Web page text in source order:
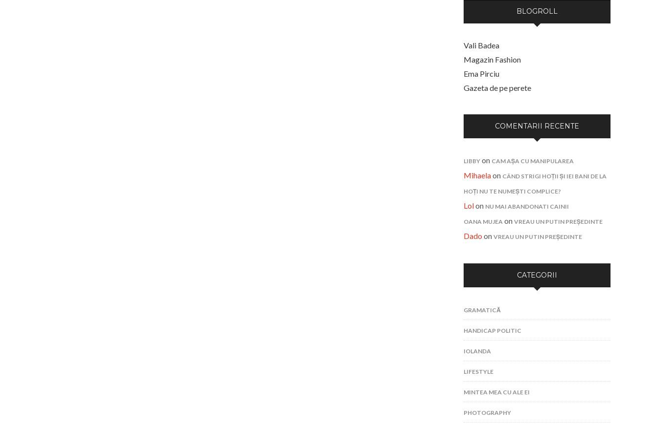
BLOGROLL
Vali Badea
Magazin Fashion
Ema Pirciu
Gazeta de pe perete
COMENTARII RECENTE
LIBBY on CAM AȘA CU MANIPULAREA
Mihaelaon CÂND STRIGI HOȚII ȘI IEI BANI DE LA
HOȚI NU TE NUMEȘTI COMPLICE?
Lolon NU MAI ABANDONATI CAINII
OANA MUJEA on VREAU UN PUTIN PREȘEDINTE
Dado on VREAU UN PUTIN PREȘEDINTE
CATEGORII
GRAMATICĂ
HANDICAP POLITIC
IOLANDA
LIFESTYLE
MINTEA MEA CU ALE EI
PHOTOGRAPHY